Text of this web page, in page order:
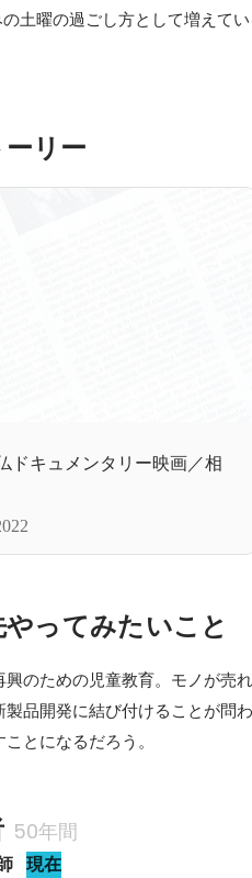
土曜の過ごし方として増えて
リー
ドキュメンタリー映画／相
ってみたいこと
興のための児童教育。モノが売
製品開発に結び付けることが問
とになるだろう。
50年間
現在